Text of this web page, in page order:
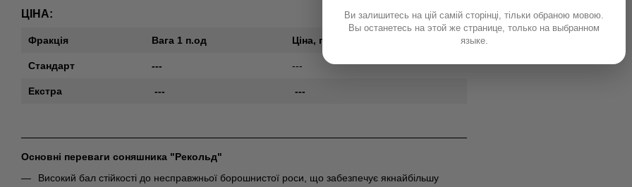
ЦІНА:
Фракція Вага 1 п.од Ціна, грн з ПДВ
Стандарт --- ---
Екстра --- ---
Основні переваги соняшника "Рекольд"
Високий бал стійкості до несправжньої борошнистої роси, що забезпечує якнайбільшу
Ви залишитесь на цій самій сторінці, тільки обраною мовою.
Вы останетесь на этой же странице, только на выбранном
языке.